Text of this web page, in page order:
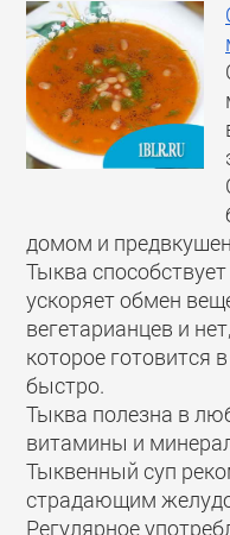
домом и
Тыква
ускоряет обмен
вегетарианцев и
которое готовится
быстро.
Тыква полезна в
витамины и
Тыквенный суп
страдающим
Регулярное